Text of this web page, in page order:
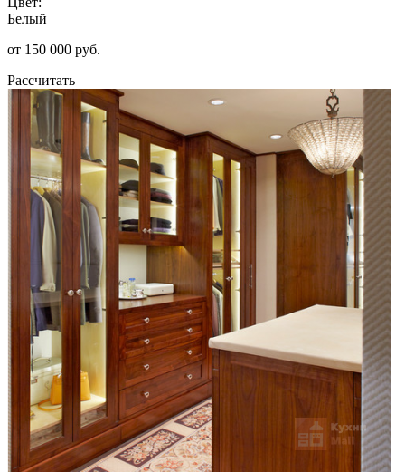
Белый
от 150 000 руб.
Рассчитать